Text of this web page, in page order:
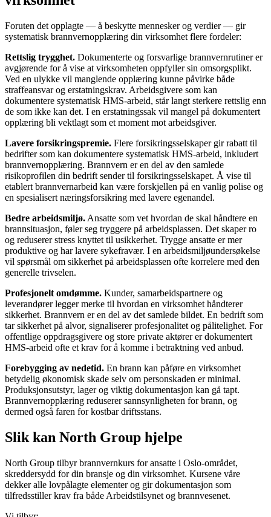
Foruten det opplagte — å beskytte mennesker og verdier — gir
systematisk brannvernopplæring din virksomhet flere fordeler:
Rettslig trygghet. Dokumenterte og forsvarlige brannvernrutiner er
avgjørende for å vise at virksomheten oppfyller sin omsorgsplikt.
Ved en ulykke vil manglende opplæring kunne påvirke både
straffeansvar og erstatningskrav. Arbeidsgivere som kan
dokumentere systematisk HMS-arbeid, står langt sterkere rettslig enn
de som ikke kan det. I en erstatningssak vil mangel på dokumentert
opplæring bli vektlagt som et moment mot arbeidsgiver.
Lavere forsikringspremie. Flere forsikringsselskaper gir rabatt til
bedrifter som kan dokumentere systematisk HMS-arbeid, inkludert
brannvernopplæring. Brannvern er en del av den samlede
risikoprofilen din bedrift sender til forsikringsselskapet. Å vise til
etablert brannvernarbeid kan være forskjellen på en vanlig polise og
en spesialisert næringsforsikring med lavere egenandel.
Bedre arbeidsmiljø. Ansatte som vet hvordan de skal håndtere en
brannsituasjon, føler seg tryggere på arbeidsplassen. Det skaper ro
og reduserer stress knyttet til usikkerhet. Trygge ansatte er mer
produktive og har lavere sykefravær. I en arbeidsmiljøundersøkelse
vil spørsmål om sikkerhet på arbeidsplassen ofte korrelere med den
generelle trivselen.
Profesjonelt omdømme. Kunder, samarbeidspartnere og
leverandører legger merke til hvordan en virksomhet håndterer
sikkerhet. Brannvern er en del av det samlede bildet. En bedrift som
tar sikkerhet på alvor, signaliserer profesjonalitet og pålitelighet. For
offentlige oppdragsgivere og store private aktører er dokumentert
HMS-arbeid ofte et krav for å komme i betraktning ved anbud.
Forebygging av nedetid. En brann kan påføre en virksomhet
betydelig økonomisk skade selv om personskaden er minimal.
Produksjonsutstyr, lager og viktig dokumentasjon kan gå tapt.
Brannvernopplæring reduserer sannsynligheten for brann, og
dermed også faren for kostbar driftsstans.
Slik kan North Group hjelpe
North Group tilbyr brannvernkurs for ansatte i Oslo-området,
skreddersydd for din bransje og din virksomhet. Kursene våre
dekker alle lovpålagte elementer og gir dokumentasjon som
tilfredsstiller krav fra både Arbeidstilsynet og brannvesenet.